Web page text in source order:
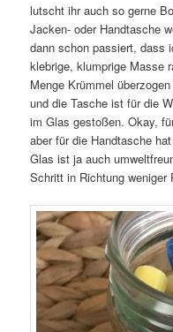
lutscht ihr auch so gerne
Jacken- oder Handtasche
dann schon passiert, dass
klebrige, klumprige Masse
Menge Krümmel
und die Tasche ist für die
im Glas gestoßen. Okay,
aber für die Handtasche
Glas ist ja auch
Schritt in Richtung weniger